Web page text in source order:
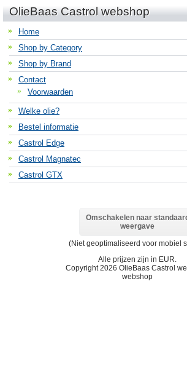
OlieBaas Castrol webshop
Home
Shop by Category
Shop by Brand
Contact
Voorwaarden
Welke olie?
Bestel informatie
Castrol Edge
Castrol Magnatec
Castrol GTX
Omschakelen naar
weergave
(Niet geoptimaliseerd voor mobiel
Alle prijzen zijn in EUR
Copyright 2026 OlieBaas Castrol
webshop